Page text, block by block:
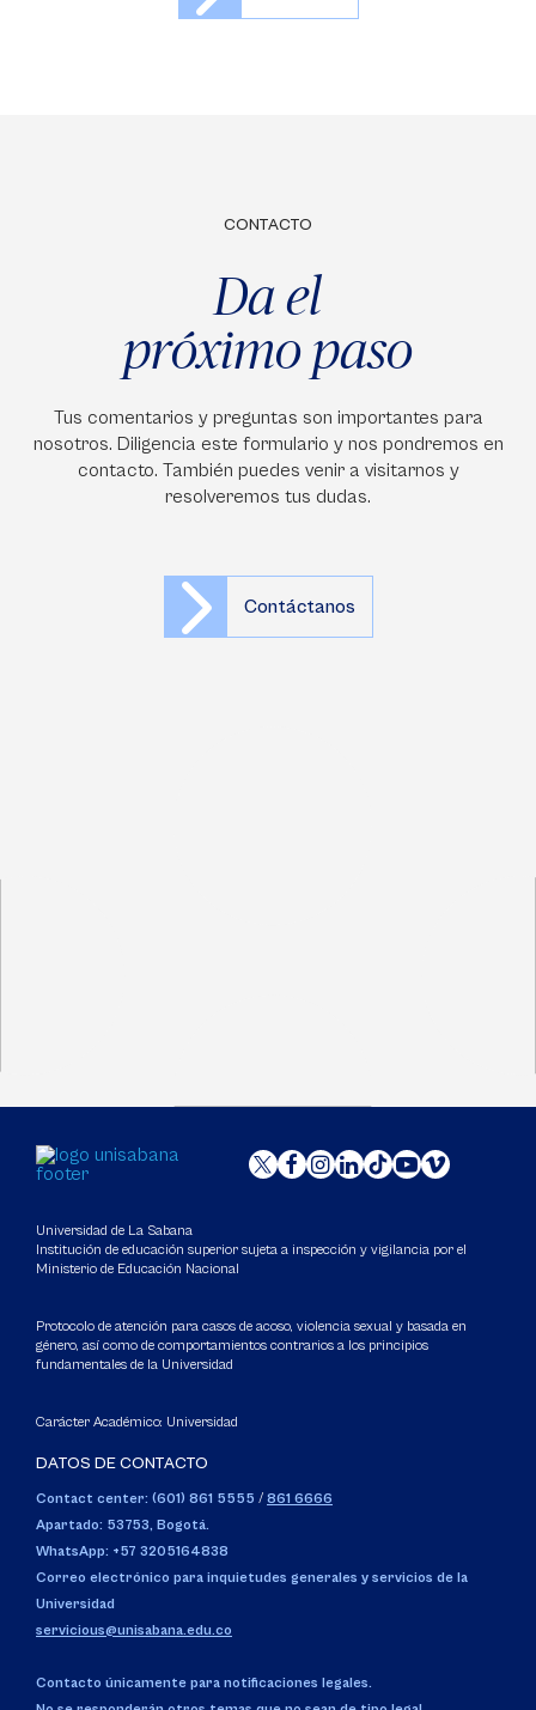
CONTACTO
Da el
próximo paso
Tus comentarios y preguntas son importantes para
nosotros. Diligencia este formulario y nos pondremos en
contacto. También puedes venir a visitarnos y
resolveremos tus dudas.
Contáctanos
Universidad de La Sabana
Institución de educación superior sujeta a inspección y vigilancia por el
Ministerio de Educación Nacional
Protocolo de atención para casos de acoso, violencia sexual y basada en
género, así como de comportamientos contrarios a los principios
fundamentales de la Universidad
Carácter Académico: Universidad
DATOS DE CONTACTO
Contact center: (601) 861 5555 / 861 6666
Apartado: 53753, Bogotá.
WhatsApp: +57 3205164838
Correo electrónico para inquietudes generales y servicios de la
Universidad
servicious@unisabana.edu.co
Contacto únicamente para notificaciones legales.